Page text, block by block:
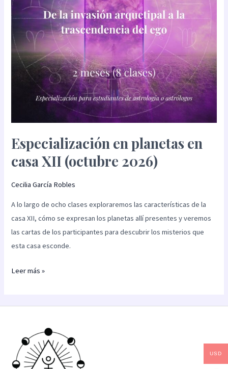
Especialización en planetas en
casa XII (octubre 2026)
Cecilia García Robles
A lo largo de ocho clases exploraremos las características de la
casa XII, cómo se expresan los planetas allí presentes y veremos
las cartas de los participantes para descubrir los misterios que
esta casa esconde.
(octubre
2026)
Leer más »
USD